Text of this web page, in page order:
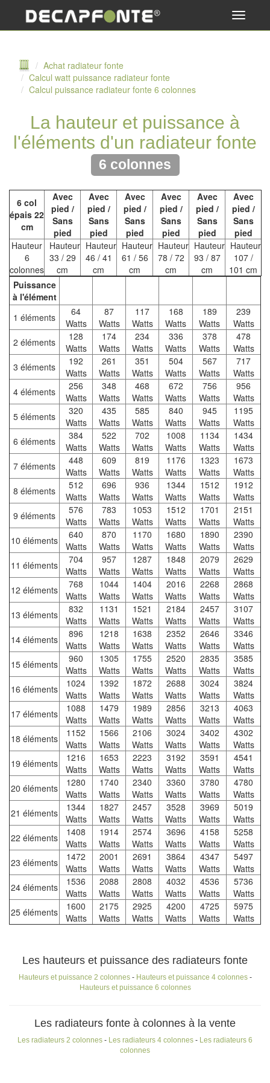
Toggle
Achat radiateur fonte
Calcul watt puissance radiateur fonte
Calcul puissance radiateur fonte 6 colonnes
La hauteur et puissance à
l'éléments d'un radiateur fonte
6 colonnes
6 col
épais 22
cm
Avec
pied /
Sans
pied
Avec
pied /
Sans
pied
Avec
pied /
Sans
pied
Avec
pied /
Sans
pied
Avec
pied /
Sans
pied
Avec
pied /
Sans
pied
Hauteur
6
colonnes
Hauteur
33 / 29
cm
Hauteur
46 / 41
cm
Hauteur
61 / 56
cm
Hauteur
78 / 72
cm
Hauteur
93 / 87
cm
Hauteur
107 /
101 cm
Puissance
à l'élément
1 éléments
64
Watts
87
Watts
117
Watts
168
Watts
189
Watts
239
Watts
2 éléments
128
Watts
174
Watts
234
Watts
336
Watts
378
Watts
478
Watts
3 éléments
192
Watts
261
Watts
351
Watts
504
Watts
567
Watts
717
Watts
4 éléments
256
Watts
348
Watts
468
Watts
672
Watts
756
Watts
956
Watts
5 éléments
320
Watts
435
Watts
585
Watts
840
Watts
945
Watts
1195
Watts
6 éléments
384
Watts
522
Watts
702
Watts
1008
Watts
1134
Watts
1434
Watts
7 éléments
448
Watts
609
Watts
819
Watts
1176
Watts
1323
Watts
1673
Watts
8 éléments
512
Watts
696
Watts
936
Watts
1344
Watts
1512
Watts
1912
Watts
9 éléments
576
Watts
783
Watts
1053
Watts
1512
Watts
1701
Watts
2151
Watts
10 éléments
640
Watts
870
Watts
1170
Watts
1680
Watts
1890
Watts
2390
Watts
11 éléments
704
Watts
957
Watts
1287
Watts
1848
Watts
2079
Watts
2629
Watts
12 éléments
768
Watts
1044
Watts
1404
Watts
2016
Watts
2268
Watts
2868
Watts
13 éléments
832
Watts
1131
Watts
1521
Watts
2184
Watts
2457
Watts
3107
Watts
14 éléments
896
Watts
1218
Watts
1638
Watts
2352
Watts
2646
Watts
3346
Watts
15 éléments
960
Watts
1305
Watts
1755
Watts
2520
Watts
2835
Watts
3585
Watts
16 éléments
1024
Watts
1392
Watts
1872
Watts
2688
Watts
3024
Watts
3824
Watts
17 éléments
1088
Watts
1479
Watts
1989
Watts
2856
Watts
3213
Watts
4063
Watts
18 éléments
1152
Watts
1566
Watts
2106
Watts
3024
Watts
3402
Watts
4302
Watts
19 éléments
1216
Watts
1653
Watts
2223
Watts
3192
Watts
3591
Watts
4541
Watts
20 éléments
1280
Watts
1740
Watts
2340
Watts
3360
Watts
3780
Watts
4780
Watts
21 éléments
1344
Watts
1827
Watts
2457
Watts
3528
Watts
3969
Watts
5019
Watts
22 éléments
1408
Watts
1914
Watts
2574
Watts
3696
Watts
4158
Watts
5258
Watts
23 éléments
1472
Watts
2001
Watts
2691
Watts
3864
Watts
4347
Watts
5497
Watts
24 éléments
1536
Watts
2088
Watts
2808
Watts
4032
Watts
4536
Watts
5736
Watts
25 éléments
1600
Watts
2175
Watts
2925
Watts
4200
Watts
4725
Watts
5975
Watts
Les hauteurs et puissance des radiateurs fonte
Hauteurs et puissance 2 colonnes- Hauteurs et puissance 4 colonnes-
Hauteurs et puissance 6 colonnes
Les radiateurs fonte à colonnes à la vente
Les radiateurs 2 colonnes - Les radiateurs 4 colonnes - Les radiateurs 6
colonnes